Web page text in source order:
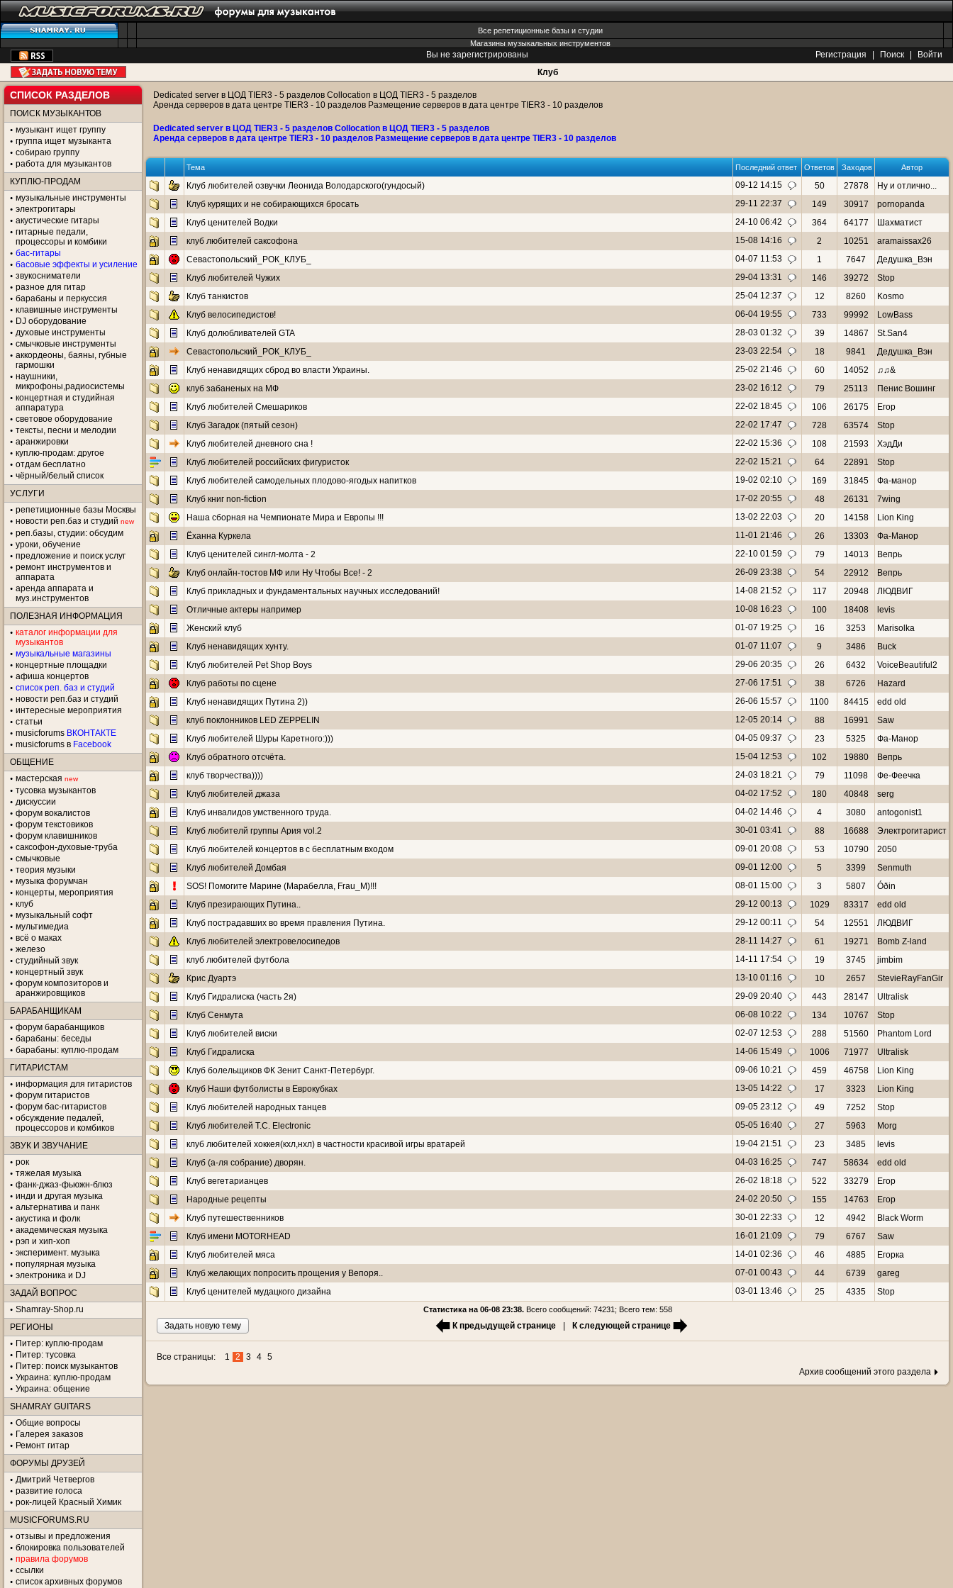
Все репетиционные базы и студии
Магазины музыкальных инструментов
Вы не зарегистрированы Регистрация Поиск
Войти
Клуб
СПИСОК РАЗДЕЛОВ
ПОИСК МУЗЫКАНТОВ
музыкант ищет группу
группа ищет музыканта
собираю группу
работа для музыкантов
КУПЛЮ-ПРОДАМ
музыкальные инструменты
электрогитары
акустические гитары
гитарные педали,
процессоры и комбики
бас-гитары
басовые эффекты и усиление
звукосниматели
разное для гитар
барабаны и перкуссия
клавишные инструменты
DJ оборудование
духовые инструменты
смычковые инструменты
аккордеоны, баяны, губные
гармошки
наушники,
микрофоны,радиосистемы
концертная и студийная
аппаратура
световое оборудование
тексты, песни и мелодии
аранжировки
куплю-продам: другое
отдам бесплатно
чёрный/белый список
УСЛУГИ
репетиционные базы Москвы
новости реп.баз и студий new
реп.базы, студии: обсудим
уроки, обучение
предложение и поиск услуг
ремонт инструментов и
аппарата
аренда аппарата и
муз.инструментов
ПОЛЕЗНАЯ ИНФОРМАЦИЯ
каталог информации для
музыкантов
музыкальные магазины
концертные площадки
aфиша концертов
список реп. баз и студий
новости реп.баз и студий
интересные мероприятия
статьи
musicforums ВКОНТАКТЕ
musicforums в Facebook
ОБЩЕНИЕ
мастерская new
тусовка музыкантов
дискуссии
форум вокалистов
форум текстовиков
форум клавишников
саксофон-духовые-труба
смычковые
теория музыки
музыка форумчан
концерты, мероприятия
клуб
музыкальный софт
мультимедиа
всё о маках
железо
студийный звук
концертный звук
форум композиторов и
аранжировщиков
БАРАБАНЩИКАМ
форум барабанщиков
барабаны: беседы
барабаны: куплю-продам
ГИТАРИСТАМ
информация для гитаристов
форум гитаристов
форум бас-гитаристов
обсуждение педалей,
процессоров и комбиков
ЗВУК И ЗВУЧАНИЕ
рок
тяжелая музыка
фанк-джаз-фьюжн-блюз
инди и другая музыка
альтернатива и панк
акустика и фолк
академическая музыка
рэп и хип-хоп
эксперимент. музыка
популярная музыка
электроника и DJ
ЗАДАЙ ВОПРОС
Shamray-Shop.ru
РЕГИОНЫ
Питер: куплю-продам
Питер: тусовка
Питер: поиск музыкантов
Украина: куплю-продам
Украина: общение
SHAMRAY GUITARS
Общие вопросы
Галерея заказов
Ремонт гитар
ФОРУМЫ ДРУЗЕЙ
Дмитрий Четвергов
развитие голоса
рок-лицей Красный Химик
MUSICFORUMS.RU
отзывы и предложения
блокировка пользователей
правила форумов
ссылки
список архивных форумов
Dedicated server в ЦОД TIER3 - 5 разделов Collocation в ЦОД TIER3 - 5 разделов
Аренда серверов в дата центре TIER3 - 10 разделов Размещение серверов в дата центре TIER3 - 10 разделов
Dedicated server в ЦОД TIER3 - 5 разделов Collocation в ЦОД TIER3 - 5 разделов
Аренда серверов в дата центре TIER3 - 10 разделов Размещение серверов в дата центре TIER3 - 10 разделов
Тема Последний ответ Ответов Заходов Автор
Клуб любителей озвучки Леонида Володарского(гундосый) 09-12 14:15 50 27878
Ну и отлично...
Клуб курящих и не собирающихся бросать
29-11 22:37 149 30917
pornopanda
Клуб ценителей Водки
24-10 06:42 364 64177
Шахматист
клуб любителей саксофона
15-08 14:16 2 10251
aramaissax26
Севастопольский_РОК_КЛУБ_
04-07 11:53 1 7647
Дедушка_Вэн
Клуб любителей Чужих
29-04 13:31 146 39272
Stop
Клуб танкистов
25-04 12:37 12 8260
Kosmo
Клуб велосипедистов!
06-04 19:55 733 99992
LowBass
Клуб долюбливателей GTA
28-03 01:32 39 14867
St.San4
Севастопольский_РОК_КЛУБ_
23-03 22:54 18 9841
Дедушка_Вэн
Клуб ненавидящих сброд во власти Украины.
25-02 21:46 60 14052
♫♫&
клуб забаненых на МФ
23-02 16:12 79 25113
Пенис Вошинг
Клуб любителей Смешариков
22-02 18:45 106 26175
Eгор
Клуб Загадок (пятый сезон)
22-02 17:47 728 63574
Stop
Клуб любителей дневного сна !
22-02 15:36 108 21593
ХэдДи
Клуб любителей российских фигуристок
22-02 15:21 64 22891
Stop
Клуб любителей самодельных плодово-ягодых напитков
19-02 02:10 169 31845
Фа-манор
Клуб книг non-fiction
17-02 20:55 48 26131
7wing
Наша сборная на Чемпионате Мира и Европы !!!
13-02 22:03 20 14158
Lion King
Ёханна Куркела
11-01 21:46 26 13303
Фа-Манор
Клуб ценителей сингл-молта - 2
22-10 01:59 79 14013
Вепрь
Клуб онлайн-тостов МФ или Ну Чтобы Все! - 2
26-09 23:38 54 22912
Вепрь
Клуб прикладных и фундаментальных научных исследований!
14-08 21:52 117 20948
ЛЮДВИГ
Отличные актеры например
10-08 16:23 100 18408
levis
Женский клуб
01-07 19:25 16 3253
Marisolka
Клуб ненавидящих хунту.
01-07 11:07 9 3486
Buck
Клуб любителей Pet Shop Boys
29-06 20:35 26 6432
VoiceBeautiful2
Клуб работы по сцене
27-06 17:51 38 6726
Hazard
Клуб ненавидящих Путина 2))
26-06 15:57 1100 84415
edd old
клуб поклонников LED ZEPPELIN
12-05 20:14 88 16991
Saw
Клуб любителей Шуры Каретного:)))
04-05 09:37 23 5325
Фа-Манор
Клуб обратного отсчёта.
15-04 12:53 102 19880
Вепрь
клуб творчества))))
24-03 18:21 79 11098
Фе-Феечка
Клуб любителей джаза
04-02 17:52 180 40848
serg
Клуб инвалидов умственного труда.
04-02 14:46 4 3080
antogonist1
Клуб любителй группы Ария vol.2
30-01 03:41 88 16688
Электpогитарист
Клуб любителей концертов в с бесплатным входом
09-01 20:08 53 10790
2050
Клуб любителей Домбая
09-01 12:00 5 3399
Senmuth
SOS! Помогите Марине (Марабелла, Frau_M)!!!
08-01 15:00 3 5807
Óðin
Клуб презирающих Путина..
29-12 00:13 1029 83317
edd old
Клуб пострадавших во время правления Путина.
29-12 00:11 54 12551
ЛЮДВИГ
Клуб любителей электровелосипедов
28-11 14:27 61 19271
Bomb Z-land
клуб любителей футбола
14-11 17:54 19 3745
jimbim
Крис Дуартэ
13-10 01:16 10 2657
StevieRayFanGir
Клуб Гидралиска (часть 2я)
29-09 20:40 443 28147
Ultralisk
Клуб Сенмута
06-08 10:22 134 10767
Stop
Клуб любителей виски
02-07 12:53 288 51560
Phantom Lord
Клуб Гидралиска
14-06 15:49 1006 71977
Ultralisk
Клуб болельщиков ФК Зенит Санкт-Петербург.
09-06 10:21 459 46758
Lion King
Клуб Наши футболисты в Еврокубках
13-05 14:22 17 3323
Lion King
Клуб любителей народных танцев
09-05 23:12 49 7252
Stop
Клуб любителей T.C. Electronic
05-05 16:40 27 5963
Morg
клуб любителей хоккея(кхл,нхл) в частности красивой игры вратарей
19-04 21:51 23 3485
levis
Клуб (а-ля собрание) дворян.
04-03 16:25 747 58634
edd old
Клуб вегетарианцев
26-02 18:18 522 33279
Eгор
Народные рецепты
24-02 20:50 155 14763
Eгор
Клуб путешественников
30-01 22:33 12 4942
Black Worm
Клуб имени MOTORHEAD
16-01 21:09 79 6767
Saw
Клуб любителей мяса
14-01 02:36 46 4885
Eгорка
Клуб желающих попросить прощения у Вепоря..
07-01 00:43 44 6739
gareg
Клуб ценителей мудацкого дизайна
03-01 13:46 25 4335 Stop
Статистика на 06-08 23:38.Всего сообщений: 74231; Всего тем: 558
Задать новую тему К предыдущей странице К следующей странице
Все страницы: 1 2 3 4 5
Архив сообщений этого раздела